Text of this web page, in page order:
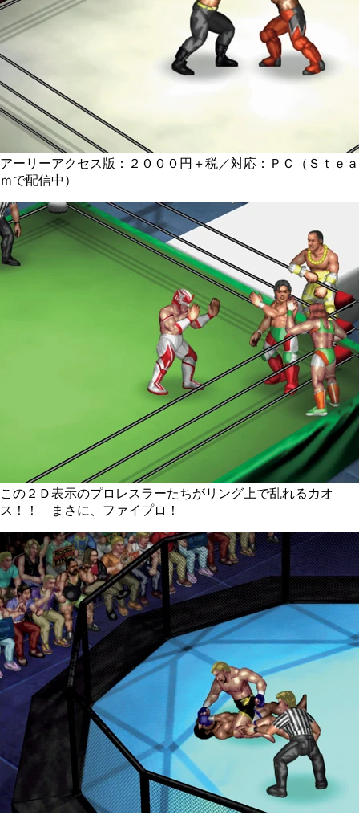
アーリーアクセス版：２０００円＋税／対応：ＰＣ（Ｓｔｅａ
ｍで配信中）
この２Ｄ表示のプロレスラーたちがリング上で乱れるカオ
ス！！ まさに、ファイプロ！